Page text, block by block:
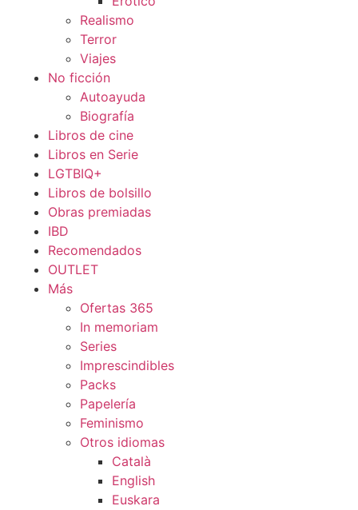
Realismo
Terror
Viajes
No ficción
Autoayuda
Biografía
Libros de cine
Libros en Serie
LGTBIQ+
Libros de bolsillo
Obras premiadas
IBD
Recomendados
OUTLET
Más
Ofertas 365
In memoriam
Series
Imprescindibles
Packs
Papelería
Feminismo
Otros idiomas
Català
English
Euskara